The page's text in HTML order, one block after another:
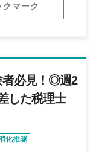
クマーク
者必見！◎週2
した税理士
化推奨